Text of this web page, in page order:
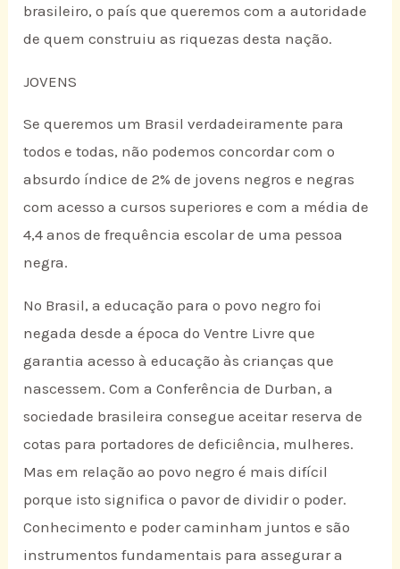
brasileiro, o país que queremos com a autoridade
de quem construiu as riquezas desta nação.
JOVENS
Se queremos um Brasil verdadeiramente para
todos e todas, não podemos concordar com o
absurdo índice de 2% de jovens negros e negras
com acesso a cursos superiores e com a média de
4,4 anos de frequência escolar de uma pessoa
negra.
No Brasil, a educação para o povo negro foi
negada desde a época do Ventre Livre que
garantia acesso à educação às crianças que
nascessem. Com a Conferência de Durban, a
sociedade brasileira consegue aceitar reserva de
cotas para portadores de deficiência, mulheres.
Mas em relação ao povo negro é mais difícil
porque isto significa o pavor de dividir o poder.
Conhecimento e poder caminham juntos e são
instrumentos fundamentais para assegurar a